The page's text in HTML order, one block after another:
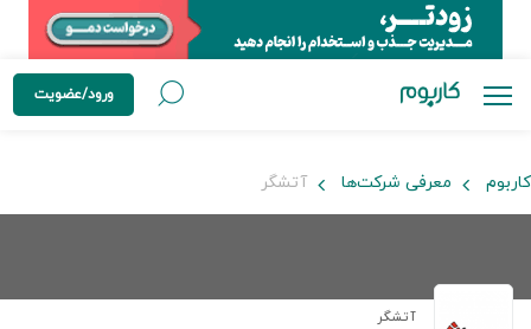
ورود/عضویت
کاربوم معرفی شرکت‌ها آتشگر
آتشگر